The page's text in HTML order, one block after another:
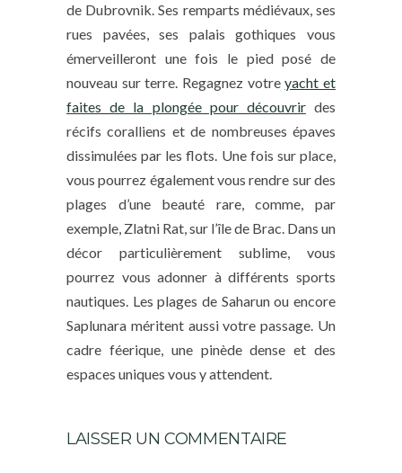
de Dubrovnik. Ses remparts médiévaux, ses
rues pavées, ses palais gothiques vous
émerveilleront une fois le pied posé de
nouveau sur terre. Regagnez votreyacht et
faites de la plongée pour découvrirdes
récifs coralliens et de nombreuses épaves
dissimulées par les flots. Une fois sur place,
vous pourrez également vous rendre sur des
plages d’une beauté rare, comme, par
exemple, Zlatni Rat, sur l’île de Brac. Dans un
décor particulièrement sublime, vous
pourrez vous adonner à différents sports
nautiques. Les plages de Saharun ou encore
Saplunara méritent aussi votre passage. Un
cadre féerique, une pinède dense et des
espaces uniques vous y attendent.
LAISSER UN COMMENTAIRE